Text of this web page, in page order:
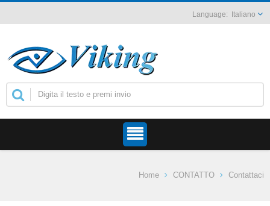
Italiano
Home CONTATTO Contattaci